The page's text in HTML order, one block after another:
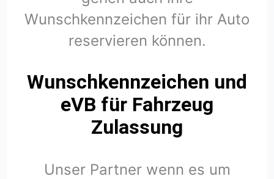
Wunschkennzeichen für ihr Auto
reservieren können.
Wunschkennzeichen und
eVB für Fahrzeug
Zulassung
Unser Partner wenn es um